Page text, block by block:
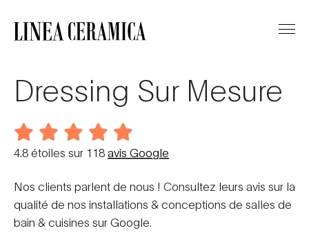
Dressing Sur Mesure
4.8étoiles sur 118avis Google
Nos clients parlent de nous ! Consultez leurs avis sur la
qualité de nos installations & conceptions de salles de
bain & cuisines sur Google.